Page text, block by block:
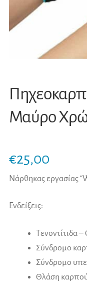
Μαύρο
€25,00
Νάρθηκας εργασίας
Ενδείξεις:
Τενοντίτιδα –
Σύνδρομο
Σύνδρομο
Θλάση